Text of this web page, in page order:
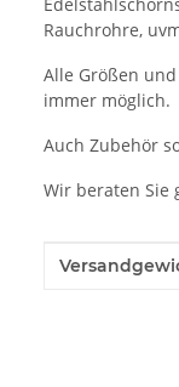
Rauchrohre,
Alle Größen
immer möglich.
Auch Zubehör
Wir beraten Sie
Wert